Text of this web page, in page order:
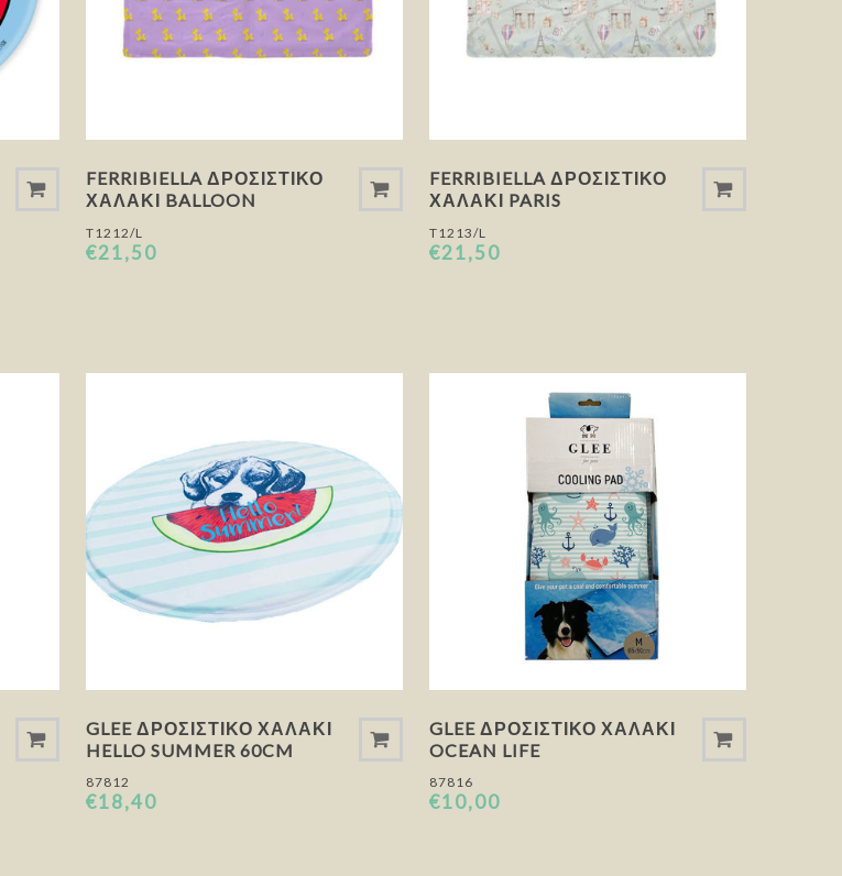
FERRIBIELLA ΔΡΟΣΙΣΤΙΚΌ
ΧΑΛΆΚΙ BALLOON
T1212/L
€21,50
FERRIBIELLA ΔΡΟΣΙΣΤΙΚΌ
ΧΑΛΆΚΙ PARIS
T1213/L
€21,50
GLEE ΔΡΟΣΙΣΤΙΚΌ ΧΑΛΆΚΙ
HELLO SUMMER 60CM
87812
€18,40
GLEE ΔΡΟΣΙΣΤΙΚΌ ΧΑΛΆΚΙ
OCEAN LIFE
87816
€10,00